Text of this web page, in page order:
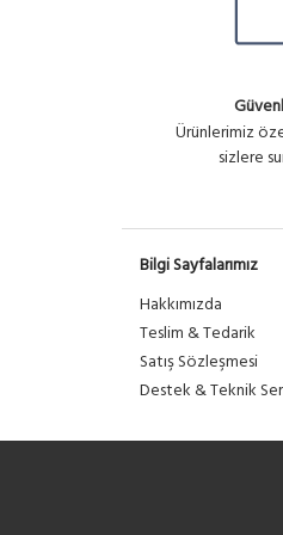
Ürünlerimiz
sizlere
Bilgi Sayfalarımız
Hakkımızda
Teslim & Tedarik
Satış Sözleşmesi
Destek & Teknik